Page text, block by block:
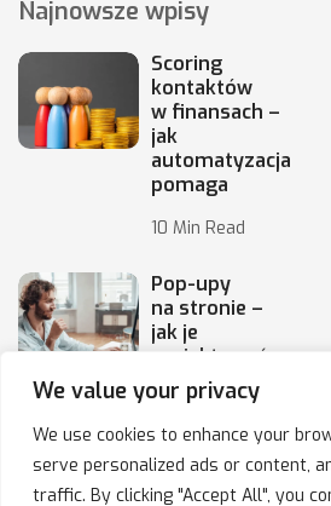
We value your privacy
We use cookies to enhance your
serve personalized ads or content,
traffic. By clicking "Accept All", you
Najnowsze wpisy
Scoring
kontaktów
w finansach –
jak
automatyzacja
pomaga
10 Min Read
Pop-upy
na stronie –
jak je
projektować,
by
10 Min Read